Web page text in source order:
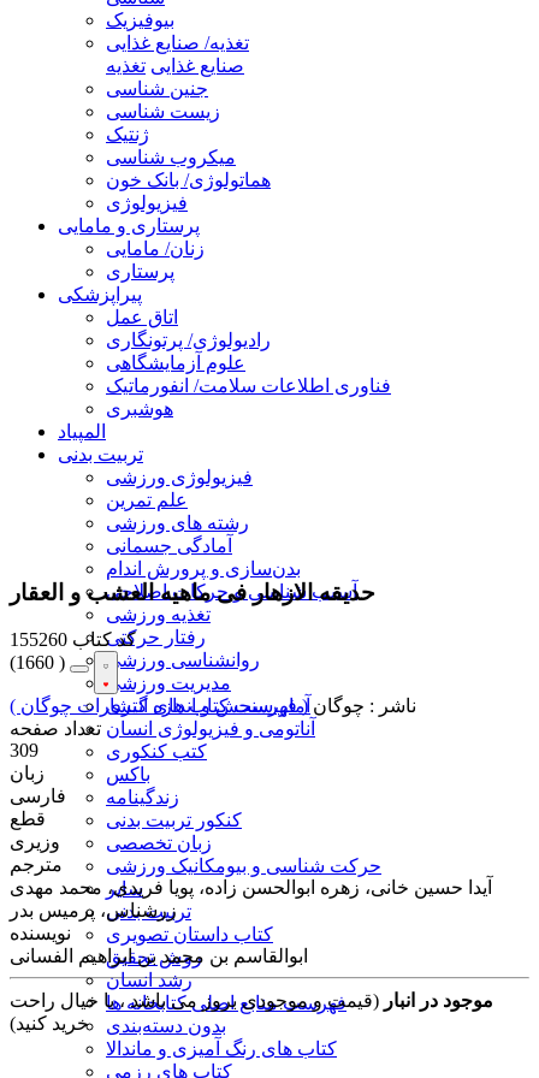
بیوفیزیک
تغذیه/ صنایع غذایی
صنایع غذایی تغذیه
جنین شناسی
زیست شناسی
ژنتیک
میکروب شناسی
هماتولوژی/ بانک خون
فیزیولوژی
پرستاری و مامایی
زنان/ مامایی
پرستاری
پیراپزشکی
اتاق عمل
رادیولوژی/ پرتونگاری
علوم آزمایشگاهی
فناوری اطلاعات سلامت/ انفورماتیک
هوشبری
المپیاد
تربیت بدنی
فیزیولوژی ورزشی
علم تمرین
رشته های ورزشی
آمادگی جسمانی
بدن‌سازی و پرورش اندام
آسیب شناسی و حرکات اصلاحی
تغذیه ورزشی
رفتار حرکتی
روانشناسی ورزشی
مدیریت ورزشی
آمار،سنجش و اندازه گیری
آناتومی و فیزیولوژی انسان
کتب کنکوری
باکس
زندگینامه
کنکور تربیت بدنی
زبان تخصصی
حرکت شناسی و بیومکانیک ورزشی
سایر
تربیت بدنی
کتاب داستان تصویری
روش تحقیق
رشد انسان
فهرست منابع اصلی کتابخانه ها
بدون دسته‌بندی
کتاب های رنگ آمیزی و ماندالا
کتاب های رزمی
حدیقه الازهار فی ماهیه العشب و العقار
کد کتاب 155260
(1660 )
ناشر : چوگان ( فهرست کتاب های انتشارات چوگان )
تعداد صفحه
309
زبان
فارسی
قطع
وزیری
مترجم
آیدا حسین خانی، زهره ابوالحسن زاده، پویا فریدی، محمد مهدی
زرشناس، پرمیس بدر
نویسنده
ابوالقاسم بن محمد بن ابراهیم الفسانی
موجود در انبار (قیمت و موجودی بروز می باشد ، با خیال راحت
خرید کنید)